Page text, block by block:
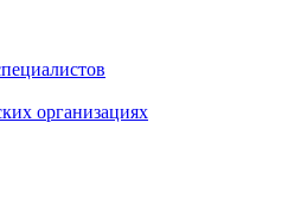
организациях